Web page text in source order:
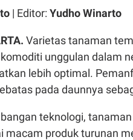
| Editor: Yudho Winarto
Varietas tanaman
unggulan dalam
lebih optimal.
pada daunnya
teknologi,
macam produk turunan